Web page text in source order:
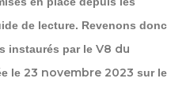
de lecture. Revenons donc
instaurés par le V8 du
le 23 novembre 2023 sur le